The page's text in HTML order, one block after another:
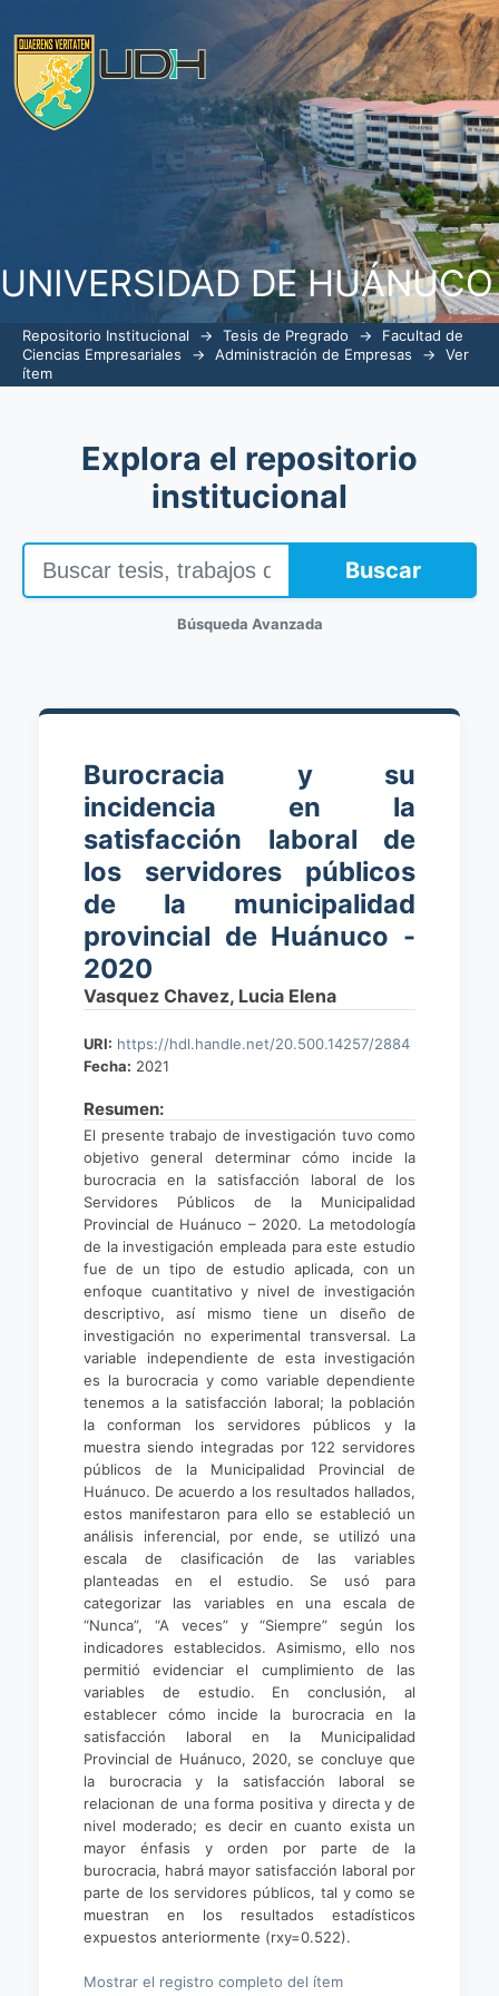
UNIVERSIDAD DE HUÁNUCO
Burocracia y su incidencia en la
la municipalidad provincial de
Repositorio Institucional → Tesis de Pregrado →
Facultad de
Ciencias Empresariales
→ Administración de Empresas →
Ver
ítem
Explora el repositorio
institucional
Buscar
Búsqueda Avanzada
Burocracia y su
incidencia en la
satisfacción laboral de
los servidores públicos
de la municipalidad
provincial de Huánuco -
2020
Vasquez Chavez, Lucia Elena
URI: https://hdl.handle.net/20.500.14257/2884
Fecha: 2021
Resumen:
El presente trabajo de investigación tuvo como
objetivo general determinar cómo incide la
burocracia en la satisfacción laboral de los
Servidores Públicos de la Municipalidad
Provincial de Huánuco – 2020. La metodología
de la investigación empleada para este estudio
fue de un tipo de estudio aplicada, con un
enfoque cuantitativo y nivel de investigación
descriptivo, así mismo tiene un diseño de
investigación no experimental transversal. La
variable independiente de esta investigación
es la burocracia y como variable dependiente
tenemos a la satisfacción laboral; la población
la conforman los servidores públicos y la
muestra siendo integradas por 122 servidores
públicos de la Municipalidad Provincial de
Huánuco. De acuerdo a los resultados hallados,
estos manifestaron para ello se estableció un
análisis inferencial, por ende, se utilizó una
escala de clasificación de las variables
planteadas en el estudio. Se usó para
categorizar las variables en una escala de
“Nunca”, “A veces” y “Siempre” según los
indicadores establecidos. Asimismo, ello nos
permitió evidenciar el cumplimiento de las
variables de estudio. En conclusión, al
establecer cómo incide la burocracia en la
satisfacción laboral en la Municipalidad
Provincial de Huánuco, 2020, se concluye que
la burocracia y la satisfacción laboral se
relacionan de una forma positiva y directa y de
nivel moderado; es decir en cuanto exista un
mayor énfasis y orden por parte de la
burocracia, habrá mayor satisfacción laboral por
parte de los servidores públicos, tal y como se
muestran en los resultados estadísticos
expuestos anteriormente (rxy=0.522).
Mostrar el registro completo del ítem